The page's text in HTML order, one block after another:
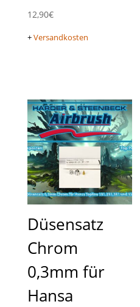
12,90€
+Versandkosten
Düsensatz
Chrom
0,3mm für
Hansa